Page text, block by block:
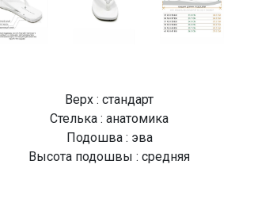
Верх : стандарт
Стелька : анатомика
Подошва : эва
Высота подошвы : средняя